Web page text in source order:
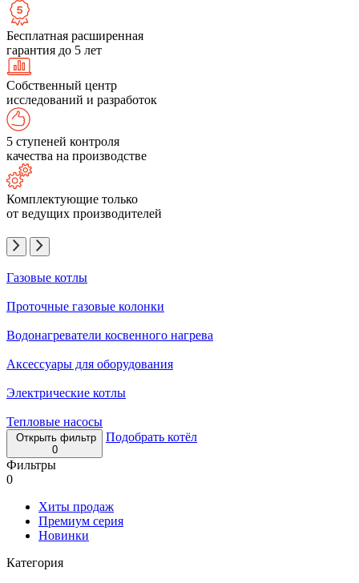
Бесплатная расширенная
гарантия до 5 лет
Собственный центр
исследований и разработок
5 ступеней контроля
качества на производстве
Комплектующие только
от ведущих производителей
Газовые котлы
Проточные газовые колонки
Водонагреватели косвенного нагрева
Аксессуары для оборудования
Электрические котлы
Тепловые насосы
Открыть фильтр
0
Подобрать котёл
Фильтры
0
Хиты продаж
Премиум серия
Новинки
Категория